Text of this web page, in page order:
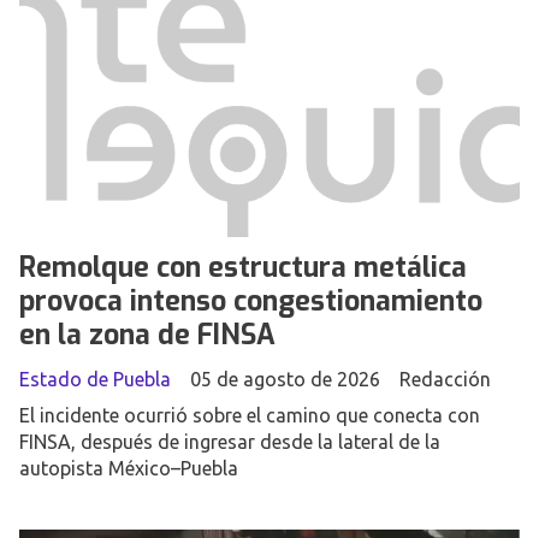
Remolque con estructura metálica
provoca intenso congestionamiento
en la zona de FINSA
Redacción
Estado de Puebla
05 de agosto de 2026
El incidente ocurrió sobre el camino que conecta con
FINSA, después de ingresar desde la lateral de la
autopista México–Puebla